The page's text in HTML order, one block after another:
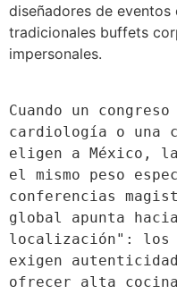
diseñadores de eventos
tradicionales buffets
impersonales.
Cuando un
cardiología o una
eligen a México,
el mismo peso
conferencias
global apunta
localización": los
exigen
ofrecer alta